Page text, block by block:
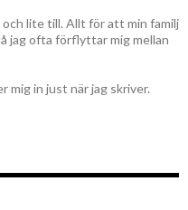
och lite till. Allt för att min familj
jag ofta förflyttar mig mellan
mig in just när jag skriver.